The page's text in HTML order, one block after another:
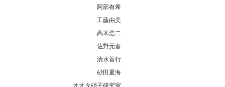
阿部有希
工藤由美
高木浩二
佐野元春
清水善行
砂田夏海
オオタ硝子研究室